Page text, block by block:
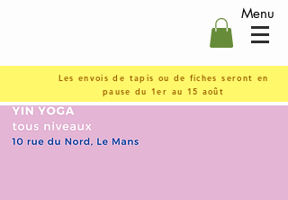
Menu
Les envois de tapis ou de fiches seront en
pause du 1er au 15 août